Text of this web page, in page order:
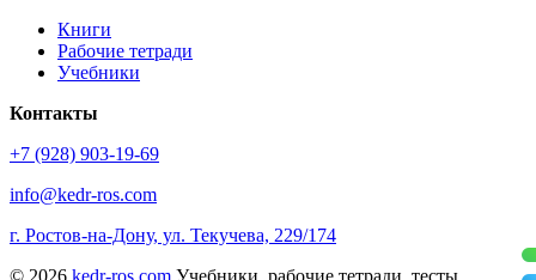
Книги
Рабочие тетради
Учебники
Контакты
+7 (928) 903-19-69
info@kedr-ros.com
г. Ростов-на-Дону, ул. Текучева, 229/174
© 2026 kedr-ros.com Учебники, рабочие тетради, тесты,